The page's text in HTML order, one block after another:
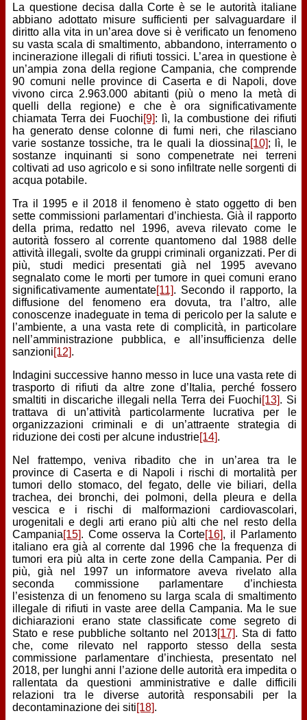
La questione decisa dalla Corte è se le autorità italiane
abbiano adottato misure sufficienti per salvaguardare il
diritto alla vita in un’area dove si è verificato un fenomeno
su vasta scala di smaltimento, abbandono, interramento o
incinerazione illegali di rifiuti tossici. L’area in questione è
un’ampia zona della regione Campania, che comprende
90 comuni nelle province di Caserta e di Napoli, dove
vivono circa 2.963.000 abitanti (più o meno la metà di
quelli della regione) e che è ora significativamente
chiamata Terra dei Fuochi[9]: lì, la combustione dei rifiuti
ha generato dense colonne di fumi neri, che rilasciano
varie sostanze tossiche, tra le quali la diossina[10]; lì, le
sostanze inquinanti si sono compenetrate nei terreni
coltivati ad uso agricolo e si sono infiltrate nelle sorgenti di
acqua potabile.
Tra il 1995 e il 2018 il fenomeno è stato oggetto di ben
sette commissioni parlamentari d’inchiesta. Già il rapporto
della prima, redatto nel 1996, aveva rilevato come le
autorità fossero al corrente quantomeno dal 1988 delle
attività illegali, svolte da gruppi criminali organizzati. Per di
più, studi medici presentati già nel 1995 avevano
segnalato come le morti per tumore in quei comuni erano
significativamente aumentate[11]. Secondo il rapporto, la
diffusione del fenomeno era dovuta, tra l’altro, alle
conoscenze inadeguate in tema di pericolo per la salute e
l’ambiente, a una vasta rete di complicità, in particolare
nell’amministrazione pubblica, e all’insufficienza delle
sanzioni[12].
Indagini successive hanno messo in luce una vasta rete di
trasporto di rifiuti da altre zone d’Italia, perché fossero
smaltiti in discariche illegali nella Terra dei Fuochi[13]. Si
trattava di un’attività particolarmente lucrativa per le
organizzazioni criminali e di un’attraente strategia di
riduzione dei costi per alcune industrie[14].
Nel frattempo, veniva ribadito che in un’area tra le
province di Caserta e di Napoli i rischi di mortalità per
tumori dello stomaco, del fegato, delle vie biliari, della
trachea, dei bronchi, dei polmoni, della pleura e della
vescica e i rischi di malformazioni cardiovascolari,
urogenitali e degli arti erano più alti che nel resto della
Campania[15]. Come osserva la Corte[16], il Parlamento
italiano era già al corrente dal 1996 che la frequenza di
tumori era più alta in certe zone della Campania. Per di
più, già nel 1997 un informatore aveva rivelato alla
seconda commissione parlamentare d’inchiesta
l’esistenza di un fenomeno su larga scala di smaltimento
illegale di rifiuti in vaste aree della Campania. Ma le sue
dichiarazioni erano state classificate come segreto di
Stato e rese pubbliche soltanto nel 2013[17]. Sta di fatto
che, come rilevato nel rapporto stesso della sesta
commissione parlamentare d’inchiesta, presentato nel
2018, per lunghi anni l’azione delle autorità era impedita o
rallentata da questioni amministrative e dalle difficili
relazioni tra le diverse autorità responsabili per la
decontaminazione dei siti[18].